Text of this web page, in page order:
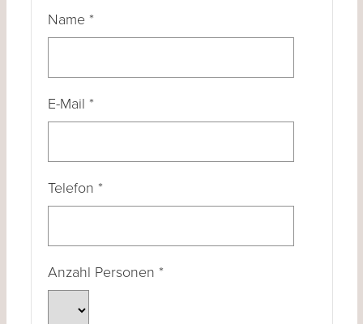
Name *
E-Mail *
Telefon *
Anzahl Personen *